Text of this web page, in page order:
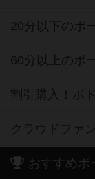
20分以下のボ
60分以上のボ
割引購入！ボ
クラウドファ
おすすめボ